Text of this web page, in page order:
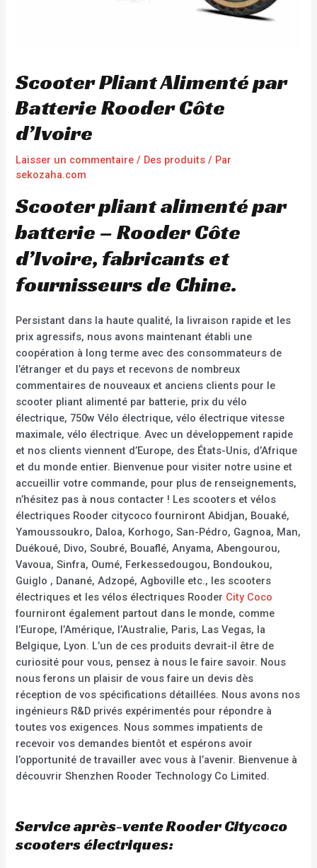
Scooter Pliant Alimenté par
Batterie Rooder Côte
d’Ivoire
Laisser un commentaire / Des produits / Par
sekozaha.com
Scooter pliant alimenté par
batterie – Rooder Côte
d’Ivoire, fabricants et
fournisseurs de Chine.
Persistant dans la haute qualité, la livraison rapide et les
prix agressifs, nous avons maintenant établi une
coopération à long terme avec des consommateurs de
l’étranger et du pays et recevons de nombreux
commentaires de nouveaux et anciens clients pour le
scooter pliant alimenté par batterie, prix du vélo
électrique, 750w Vélo électrique, vélo électrique vitesse
maximale, vélo électrique. Avec un développement rapide
et nos clients viennent d’Europe, des États-Unis, d’Afrique
et du monde entier. Bienvenue pour visiter notre usine et
accueillir votre commande, pour plus de renseignements,
n’hésitez pas à nous contacter ! Les scooters et vélos
électriques Rooder citycoco fourniront Abidjan, Bouaké,
Yamoussoukro, Daloa, Korhogo, San-Pédro, Gagnoa, Man,
Duékoué, Divo, Soubré, Bouaflé, Anyama, Abengourou,
Vavoua, Sinfra, Oumé, Ferkessedougou, Bondoukou,
Guiglo , Danané, Adzopé, Agboville etc., les scooters
électriques et les vélos électriques Rooder City Coco
fourniront également partout dans le monde, comme
l’Europe, l’Amérique, l’Australie, Paris, Las Vegas, la
Belgique, Lyon. L’un de ces produits devrait-il être de
curiosité pour vous, pensez à nous le faire savoir. Nous
nous ferons un plaisir de vous faire un devis dès
réception de vos spécifications détaillées. Nous avons nos
ingénieurs R&D privés expérimentés pour répondre à
toutes vos exigences. Nous sommes impatients de
recevoir vos demandes bientôt et espérons avoir
l’opportunité de travailler avec vous à l’avenir. Bienvenue à
découvrir Shenzhen Rooder Technology Co Limited.
Service après-vente Rooder Citycoco
scooters électriques: